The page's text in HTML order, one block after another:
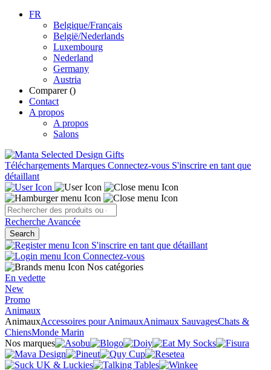
FR
Belgique/Français
België/Nederlands
Luxembourg
Nederland
Germany
Austria
Comparer ()
Contact
A propos
A propos
Salons
Téléchargements Marques Connectez-vous S'inscrire en tant que
détaillant
Recherche Avancée
Search
S'inscrire en tant que détaillant
Connectez-vous
Nos catégories
En vedette
New
Promo
Animaux
AnimauxAccessoires pour AnimauxAnimaux SauvagesChats &
ChiensMonde Marin
Nos marques